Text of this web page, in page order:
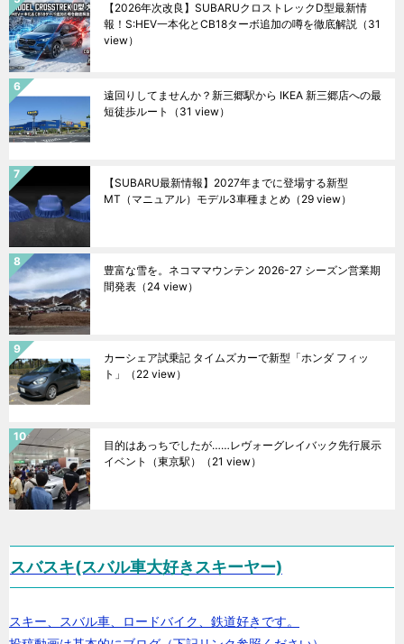
【2026年次改良】SUBARUクロストレックD型最新情
報！S:HEV一本化とCB18ターボ追加の噂を徹底解説 （31
view）
遠回りしてませんか？新三郷駅から IKEA 新三郷店への最
短徒歩ルート
（31 view）
【SUBARU最新情報】2027年までに登場する新型
MT（マニュアル）モデル3車種まとめ （29 view）
豊富な雪を。ネコママウンテン 2026-27 シーズン営業期
間発表 （24 view）
カーシェア試乗記 タイムズカーで新型「ホンダ フィッ
ト」
（22 view）
目的はあっちでしたが……レヴォーグレイバック先行展示
イベント（東京駅）
（21 view）
スバスキ(スバル車大好きスキーヤー)
スキー、スバル車、ロードバイク、鉄道好きです。